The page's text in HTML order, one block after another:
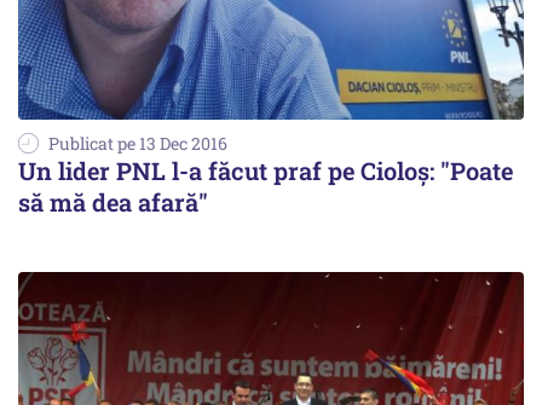
Publicat pe 13 Dec 2016
Un lider PNL l-a făcut praf pe Cioloș: "Poate
să mă dea afară"